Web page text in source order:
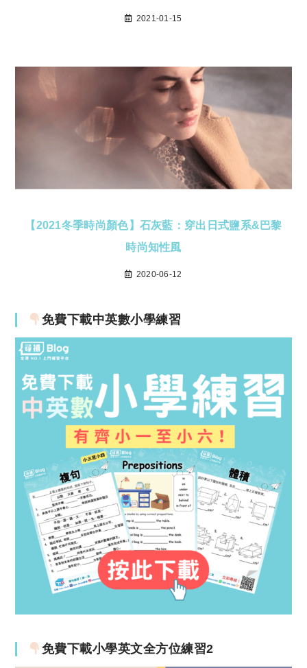
2021-01-15
【2021冬季時尚顏色】石灰藍：穿出日式鹽系&巴黎
時尚知性風
2020-06-12
免費下載中英數小學練習
免費下載小學英文全方位練習2